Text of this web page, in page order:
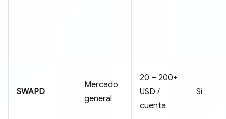
SWAPD
Mercado
general
20 – 200+
USD /
cuenta
Sí